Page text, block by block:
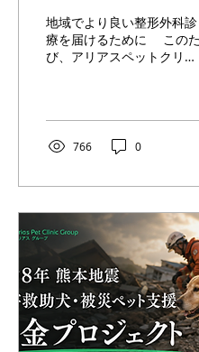
Japan認定修了医
生しました
地域でより良い整形外科診
療を届けるために このた
び、アリアスペットクリニ
形外科協会）の「認定修了
医試験」に合格しました。
まずは、この努力が実を
がお伝えしたいのは「資格
を取得しました」という報
告だけではありません。こ
のご報告の本当の意味は、
地域の動物たちへ、より良
い整形外科診療を届けるた
めに、学び続ける獣医師が
いるということです。 犬
や猫の骨折、膝蓋骨脱臼、
766 0